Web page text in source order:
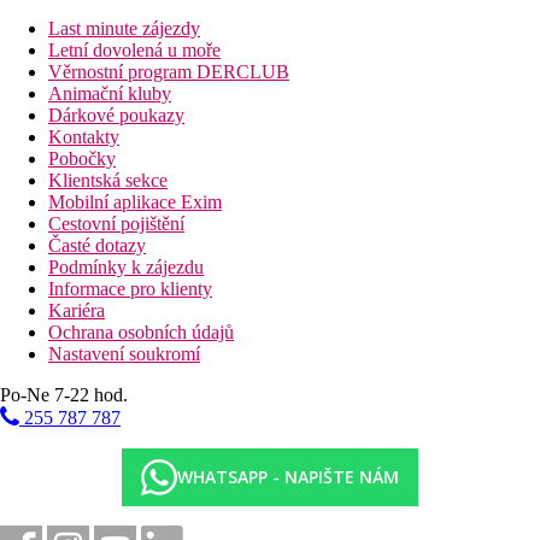
Garden Vila:
(king size) nebo 2 samostatné postele (twin), zabudovaná
pohovka na terase, terasa
Garden Vila, Výhled na moře:
kolniálním stylu, manželská postel (king size) nebo 2
samostatné postele (twin), zabudovaná pohovka na terase,
terasa
Deluxe Vila:
manželská postel (king size) nebo 2 samostatné postele
(twin), jednolůžko, zabudovaná pohovka na terase, terasa
Deluxe Vila, Výhled na moře:
výhled na moře, v kolniálním stylu, manželská postel
(king size) nebo 2 samostatné postele (twin), jednolůžko,
zabudovaná pohovka na terase, terasa
Suita, Výhled na moře
moře, 2 samostatné pokoje, manželská postel (king size) a
přípravu kávy a čaje, terasa
vstupní hala s recepcí
150 pokojů
hlavní restaurace
restaurace à la carte na pláži (za poplatek)
Last minute zájezdy
Letní dovolená u moře
Věrnostní program DERCLUB
Animační kluby
Dárkové poukazy
Kontakty
Pobočky
Klientská sekce
Mobilní aplikace Exim
Cestovní pojištění
Časté dotazy
Podmínky k zájezdu
Informace pro klienty
Kariéra
Ochrana osobních údajů
Nastavení soukromí
Po-Ne 7-22 hod.
255 787 787
WHATSAPP - NAPIŠTE NÁM